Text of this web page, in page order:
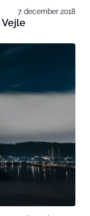
7. december 2018